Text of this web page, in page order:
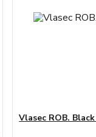
Vlasec ROB.